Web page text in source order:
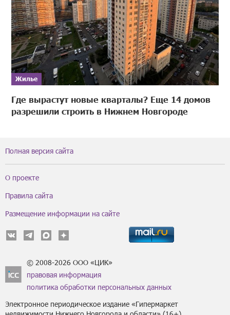
Жилье
Где вырастут новые кварталы? Еще 14 домов
разрешили строить в Нижнем Новгороде
Полная версия сайта
О проекте
Правила сайта
Размещение информации на сайте
© 2008-2026 ООО «ЦИК»
правовая информация
политика обработки персональных данных
Электронное периодическое издание «Гипермаркет